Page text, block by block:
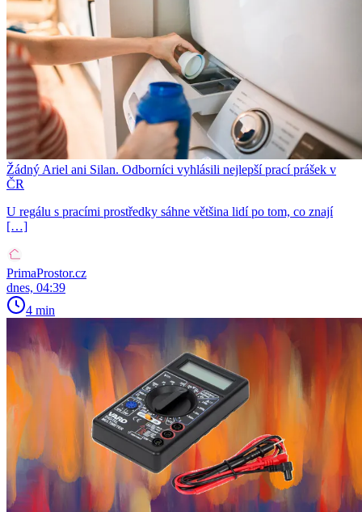
Žádný Ariel ani Silan. Odborníci vyhlásili nejlepší prací prášek v
ČR
U regálu s pracími prostředky sáhne většina lidí po tom, co znají
[…]
PrimaProstor.cz
dnes, 04:39
4 min